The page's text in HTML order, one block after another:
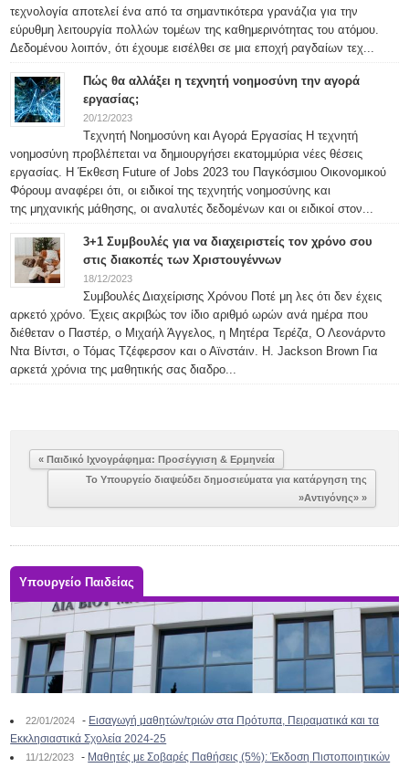
τεχνολογία αποτελεί ένα από τα σημαντικότερα γρανάζια για την
εύρυθμη λειτουργία πολλών τομέων της καθημερινότητας του ατόμου.
Δεδομένου λοιπόν, ότι έχουμε εισέλθει σε μια εποχή ραγδαίων τεχ...
Πώς θα αλλάξει η τεχνητή νοημοσύνη την αγορά
εργασίας;
20/12/2023
Tεχνητή Νοημοσύνη και Αγορά Εργασίας Η τεχνητή
νοημοσύνη προβλέπεται να δημιουργήσει εκατομμύρια νέες θέσεις
εργασίας. Η Έκθεση Future of Jobs 2023 του Παγκόσμιου Οικονομικού
Φόρουμ αναφέρει ότι, οι ειδικοί της τεχνητής νοημοσύνης και
της μηχανικής μάθησης, οι αναλυτές δεδομένων και οι ειδικοί στον...
3+1 Συμβουλές για να διαχειριστείς τον χρόνο σου
στις διακοπές των Χριστουγέννων
18/12/2023
Συμβουλές Διαχείρισης Χρόνου Ποτέ μη λες ότι δεν έχεις
αρκετό χρόνο. Έχεις ακριβώς τον ίδιο αριθμό ωρών ανά ημέρα που
διέθεταν ο Παστέρ, ο Μιχαήλ Άγγελος, η Μητέρα Τερέζα, Ο Λεονάρντο
Ντα Βίντσι, ο Τόμας Τζέφερσον και ο Αϊνστάιν. H. Jackson Brown Για
αρκετά χρόνια της μαθητικής σας διαδρο...
« Παιδικό Ιχνογράφημα: Προσέγγιση & Ερμηνεία
Το Υπουργείο διαψεύδει δημοσιεύματα για κατάργηση της
»Αντιγόνης» »
Υπουργείο Παιδείας
22/01/2024 - Εισαγωγή μαθητών/τριών στα Πρότυπα, Πειραματικά και τα
Εκκλησιαστικά Σχολεία 2024-25
11/12/2023 - Μαθητές με Σοβαρές Παθήσεις (5%): Έκδοση Πιστοποιητικών